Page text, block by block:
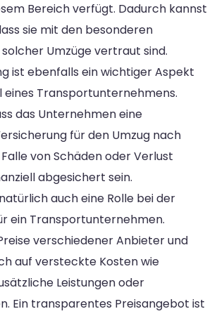
Bereich verfügt. Dadurch kannst
sie mit den besonderen
Umzüge vertraut sind.
ist ebenfalls ein wichtiger Aspekt
eines Transportunternehmens.
das Unternehmen eine
für den Umzug nach
von Schäden oder Verlust
abgesichert sein.
auch eine Rolle bei der
ein Transportunternehmen.
verschiedener Anbieter und
auf versteckte Kosten wie
Leistungen oder
Ein transparentes Preisangebot ist